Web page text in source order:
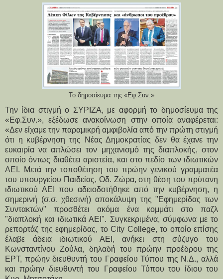
Το δημοσίευμα της «Εφ.Συν.»
Την ίδια στιγμή ο ΣΥΡΙΖΑ, με αφορμή το δημοσίευμα της
«Εφ.Συν.», εξέδωσε ανακοίνωση στην οποία αναφέρεται:
«Δεν είχαμε την παραμικρή αμφιβολία από την πρώτη στιγμή
ότι η κυβέρνηση της Νέας Δημοκρατίας δεν θα έχανε την
ευκαιρία να απλώσει τον μηχανισμό της διαπλοκής, στον
οποίο όντως διαθέτει αριστεία, και στο πεδίο των ιδιωτικών
ΑΕΙ. Μετά την τοποθέτηση του πρώην γενικού γραμματέα
του υπουργείου Παιδείας, Οδ. Ζώρα, στη θέση του πρύτανη
ιδιωτικού ΑΕΙ που αδειοδοτήθηκε από την κυβέρνηση, η
σημερινή (σ.σ. χθεσινή) αποκάλυψη της "Εφημερίδας των
Συντακτών" προσθέτει ακόμα ένα κομμάτι στο παζλ
"διαπλοκή και ιδιωτικά ΑΕΙ". Συγκεκριμένα, σύμφωνα με το
ρεπορτάζ της εφημερίδας, το City College, το οποίο επίσης
έλαβε άδεια ιδιωτικού ΑΕΙ, ανήκει στη σύζυγο του
Κωνσταντίνου Ζούλα, δηλαδή του πρώην προέδρου της
ΕΡΤ, πρώην διευθυντή του Γραφείου Τύπου της Ν.Δ., αλλά
και πρώην διευθυντή του Γραφείου Τύπου του ίδιου του